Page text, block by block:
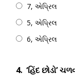
7, એપ્રિલ
5, એપ્રિલ
6, એપ્રિલ
4. ‘હિંદ છોડો’